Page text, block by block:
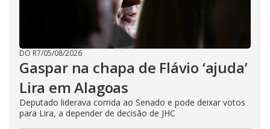
DO R7/05/08/2026
Gaspar na chapa de Flávio ‘ajuda’
Lira em Alagoas
Deputado liderava corrida ao Senado e pode deixar votos
para Lira, a depender de decisão de JHC